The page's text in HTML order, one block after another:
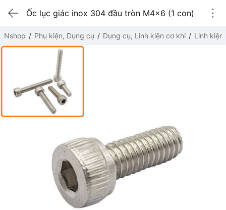
Ốc lục giác inox 304 đầu tròn M4x6 (1 con)
Nshop Phụ kiện, Dụng cụ Dụng cụ, Linh kiện cơ khí Linh